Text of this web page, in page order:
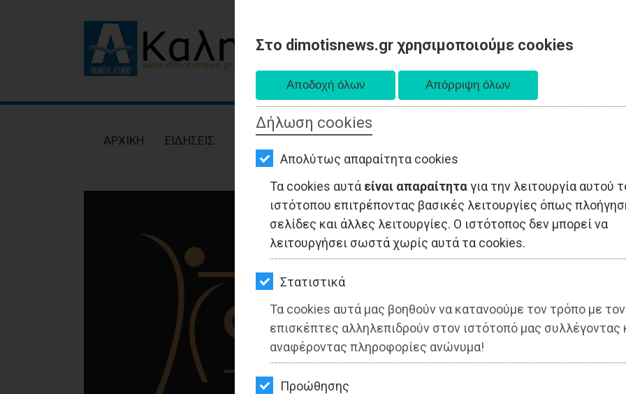
Στο dimotisnews.gr χρησιμοποιούμε cookies
Δήλωση cookies
Απολύτως απαραίτητα cookies
Τα cookies αυτά είναι απαραίτηταγια την λειτουργία αυτού
ιστότοπου επιτρέποντας βασικές λειτουργίες όπως
σελίδες και άλλες λειτουργίες. Ο ιστότοπος δεν μπορεί να
λειτουργήσει σωστά χωρίς αυτά τα cookies.
Στατιστικά
Τα cookies αυτά μας βοηθούν να κατανοούμε τον τρόπο με τον
επισκέπτες αλληλεπιδρούν στον ιστότοπό μας συλλέγοντας
αναφέροντας πληροφορίες ανώνυμα!
Προώθησης
ΕΙΔΗΣΕΙΣ
AΡΧΙΚΗ ΕΙΔΗΣΕΙΣ